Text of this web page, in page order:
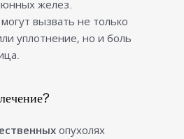
желез.
вызвать не только
уплотнение, но и боль
опухолях